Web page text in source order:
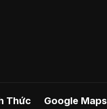
Thức Google Maps